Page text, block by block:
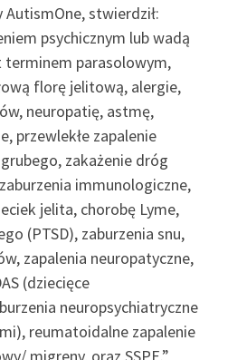
stwierdził:
psychicznym lub wadą
terminem parasolowym,
florę jelitową, alergie,
neuropatię, astmę,
przewlekłe zapalenie
zakażenie dróg
immunologiczne,
jelita, chorobę Lyme,
(PTSD), zaburzenia snu,
zapalenia neuropatyczne,
(dziecięce
neuropsychiatryczne
reumatoidalne zapalenie